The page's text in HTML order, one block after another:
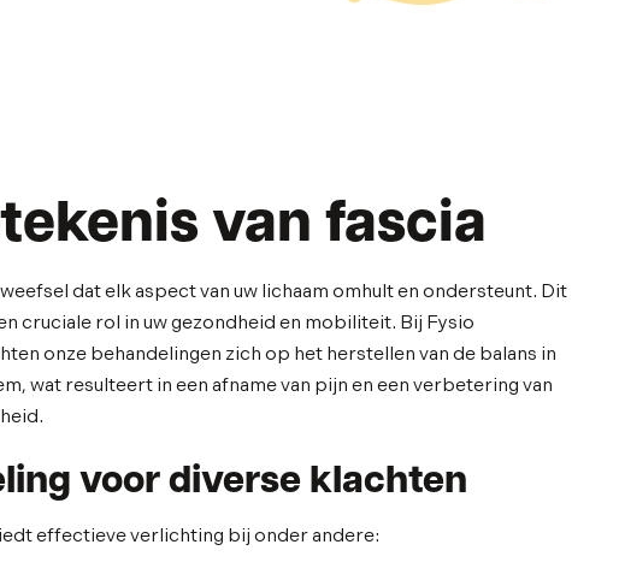
van fascia
dat elk aspect van uw lichaam omhult en ondersteunt. Dit
cruciale rol in uw gezondheid en mobiliteit. Bij Fysio
onze behandelingen zich op het herstellen van de balans in
wat resulteert in een afname van pijn en een verbetering van
voor diverse klachten
effectieve verlichting bij onder andere: